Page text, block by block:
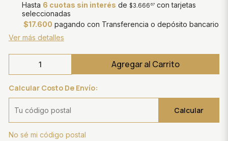
Hasta 6 cuotas sin interés de $3.666 67con tarjetas
seleccionadas
$17.600 pagando con Transferencia o depósito bancario
Ver más detalles
Agregar al Carrito
Calcular Costo De Envío:
Calcular
No sé mi código postal